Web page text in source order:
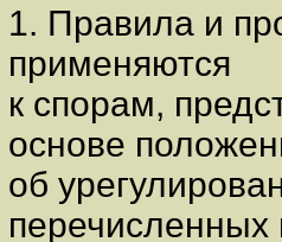
1. Правила и
применяются
к спорам,
основе
об